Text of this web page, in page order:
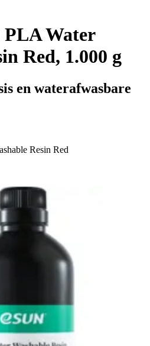
PLA Water
Red, 1.000 g
en waterafwasbare
Resin Red